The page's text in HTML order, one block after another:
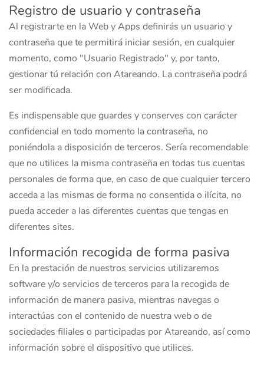
Registro de usuario y contraseña
Al registrarte en la Web y Apps definirás un usuario y
contraseña que te permitirá iniciar sesión, en cualquier
momento, como "Usuario Registrado" y, por tanto,
gestionar tú relación con Atareando. La contraseña podrá
ser modificada.
Es indispensable que guardes y conserves con carácter
confidencial en todo momento la contraseña, no
poniéndola a disposición de terceros. Sería recomendable
que no utilices la misma contraseña en todas tus cuentas
personales de forma que, en caso de que cualquier tercero
acceda a las mismas de forma no consentida o ilícita, no
pueda acceder a las diferentes cuentas que tengas en
diferentes sites.
Información recogida de forma pasiva
En la prestación de nuestros servicios utilizaremos
software y/o servicios de terceros para la recogida de
información de manera pasiva, mientras navegas o
interactúas con el contenido de nuestra web o de
sociedades filiales o participadas por Atareando, así como
información sobre el dispositivo que utilices.